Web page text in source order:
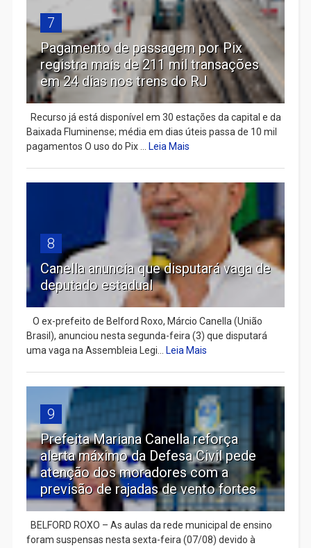
7
Pagamento de passagem por Pix
registra mais de 211 mil transações
em 24 dias nos trens do RJ
Recurso já está disponível em 30 estações da capital e da
Baixada Fluminense; média em dias úteis passa de 10 mil
pagamentos O uso do Pix ...
Leia Mais
8
Canella anuncia que disputará vaga de
deputado estadual
​ O ex-prefeito de Belford Roxo, Márcio Canella (União
Brasil), anunciou nesta segunda-feira (3) que disputará
uma vaga na Assembleia Legi...
Leia Mais
9
Prefeita Mariana Canella reforça
alerta máximo da Defesa Civil pede
atenção dos moradores com a
previsão de rajadas de vento fortes
BELFORD ROXO – As aulas da rede municipal de ensino
foram suspensas nesta sexta-feira (07/08) devido à